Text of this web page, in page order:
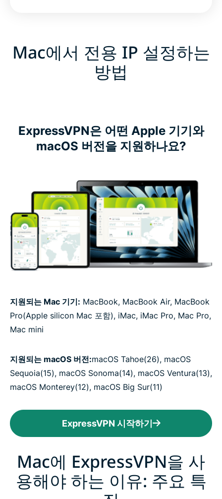
Mac에서 전용 IP 설정하는
방법
ExpressVPN은 어떤 Apple 기기와
macOS 버전을 지원하나요?
지원되는 Mac 기기: MacBook, MacBook Air, MacBook
Pro(Apple silicon Mac 포함), iMac, iMac Pro, Mac Pro,
Mac mini
지원되는 macOS 버전:macOS Tahoe(26), macOS
Sequoia(15), macOS Sonoma(14), macOS Ventura(13),
macOS Monterey(12), macOS Big Sur(11)
ExpressVPN 시작하기
Mac에 ExpressVPN을 사
용해야 하는 이유: 주요 특